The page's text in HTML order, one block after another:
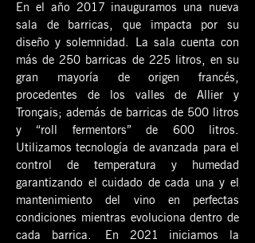
En el año 2017 inauguramos una nueva
sala de barricas, que impacta por su
diseño y solemnidad. La sala cuenta con
más de 250 barricas de 225 litros, en su
gran mayoría de origen francés,
procedentes de los valles de Allier y
Tronçais; además de barricas de 500 litros
y “roll fermentors” de 600 litros.
Utilizamos tecnología de avanzada para el
control de temperatura y humedad
garantizando el cuidado de cada una y el
mantenimiento del vino en perfectas
condiciones mientras evoluciona dentro de
cada barrica. En 2021 iniciamos la